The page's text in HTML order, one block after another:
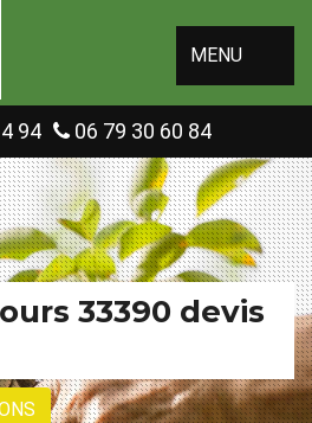
MENU
94 06 79 30 60 84
33390 devis